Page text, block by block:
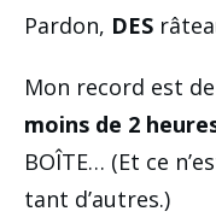
Pardon, DES
Mon record est de
moins de 2
BOÎTE… (Et ce
tant d’autres.)